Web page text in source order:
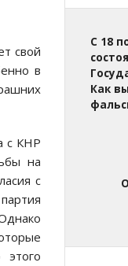
свой
в
с КНР
на
с
С 18
Как